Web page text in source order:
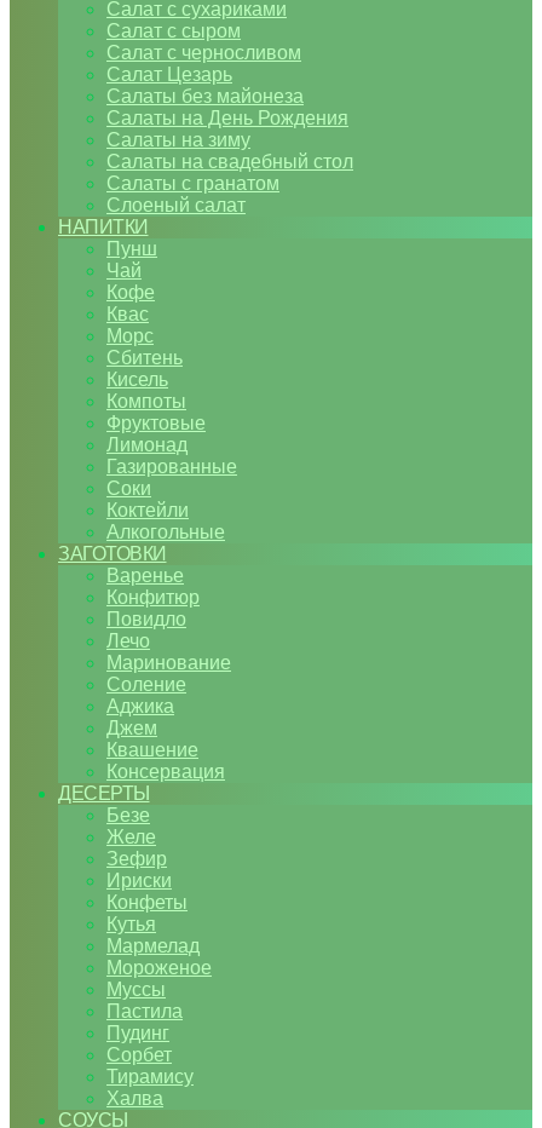
Салат с сухариками
Салат с сыром
Салат с черносливом
Салат Цезарь
Салаты без майонеза
Салаты на День Рождения
Салаты на зиму
Салаты на свадебный стол
Салаты с гранатом
Слоеный салат
НАПИТКИ
Пунш
Чай
Кофе
Квас
Морс
Сбитень
Кисель
Компоты
Фруктовые
Лимонад
Газированные
Соки
Коктейли
Алкогольные
ЗАГОТОВКИ
Варенье
Конфитюр
Повидло
Лечо
Маринование
Соление
Аджика
Джем
Квашение
Консервация
ДЕСЕРТЫ
Безе
Желе
Зефир
Ириски
Конфеты
Кутья
Мармелад
Мороженое
Муссы
Пастила
Пудинг
Сорбет
Тирамису
Халва
СОУСЫ